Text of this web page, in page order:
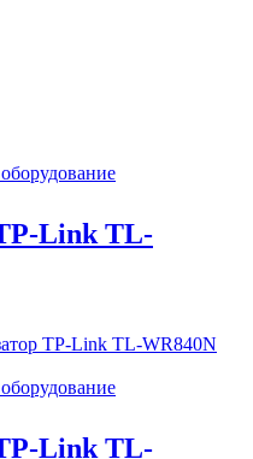
Link TL-
Link TL-